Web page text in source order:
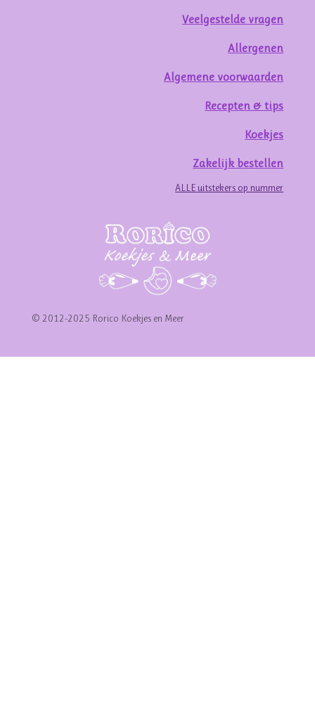
Veelgestelde vragen
Allergenen
Algemene voorwaarden
Recepten & tips
Koekjes
Zakelijk bestellen
ALLE uitstekers op nummer
© 2012-2025 Rorico Koekjes en Meer